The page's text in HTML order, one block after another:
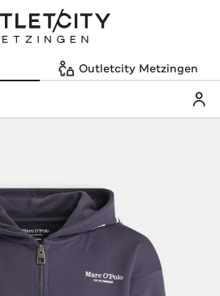
Outletcity Metzingen